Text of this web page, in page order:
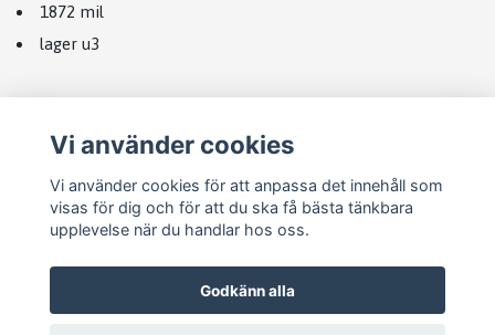
1872 mil
lager u3
Vi använder cookies
Vi använder cookies för att anpassa det innehåll som
visas för dig och för att du ska få bästa tänkbara
upplevelse när du handlar hos oss.
Godkänn alla